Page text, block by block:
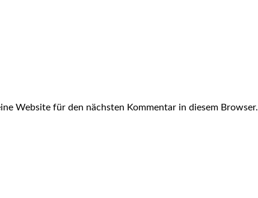
Website für den nächsten Kommentar in diesem Browser.